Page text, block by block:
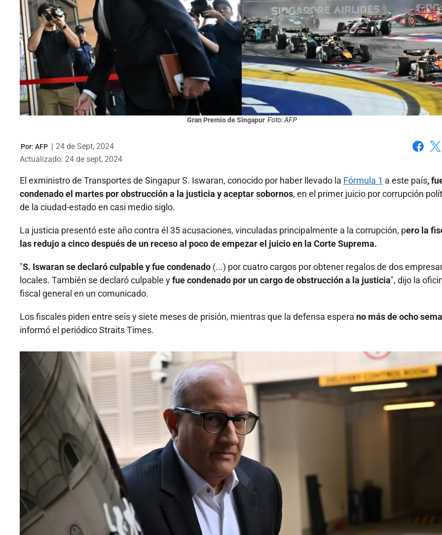
Gran Premio de Singapur Foto: AFP
Por: AFP | 24 de Sept, 2024
Actualizado: 24 de sept, 2024
El exministro de Transportes de Singapur S. Iswaran, conocido por haber llevado la Fórmula 1 a este país,
condenado el martes por obstrucción a la justicia y aceptar sobornos, en el primer juicio por corrupción
de la ciudad-estado en casi medio siglo.
La justicia presentó este año contra él 35 acusaciones, vinculadas principalmente a la corrupción, pero la
las redujo a cinco después de un receso al poco de empezar el juicio en la Corte Suprema.
"S. Iswaran se declaró culpable y fue condenado (...) por cuatro cargos por obtener regalos de dos
locales. También se declaró culpable yfue condenado por un cargo de obstrucción a la justicia", dijo la
fiscal general en un comunicado.
Los fiscales piden entre seis y siete meses de prisión, mientras que la defensa espera no más de ocho
informó el periódico Straits Times.